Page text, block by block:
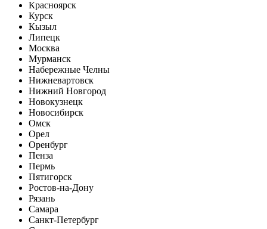
Красноярск
Курск
Кызыл
Липецк
Москва
Мурманск
Набережные Челны
Нижневартовск
Нижний Новгород
Новокузнецк
Новосибирск
Омск
Орел
Оренбург
Пенза
Пермь
Пятигорск
Ростов-на-Дону
Рязань
Самара
Санкт-Петербург